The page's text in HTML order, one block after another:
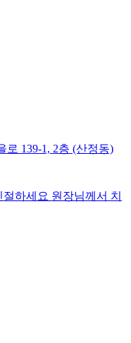
로 139-1, 2층 (산정동)
하세요 원장님께서 치